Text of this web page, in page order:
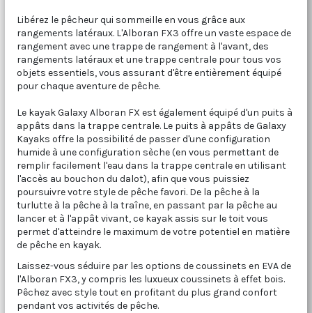
Libérez le pêcheur qui sommeille en vous grâce aux
rangements latéraux. L'Alboran FX3 offre un vaste espace de
rangement avec une trappe de rangement à l'avant, des
rangements latéraux et une trappe centrale pour tous vos
objets essentiels, vous assurant d'être entièrement équipé
pour chaque aventure de pêche.
Le kayak Galaxy Alboran FX est également équipé d'un puits à
appâts dans la trappe centrale. Le puits à appâts de Galaxy
Kayaks offre la possibilité de passer d'une configuration
humide à une configuration sèche (en vous permettant de
remplir facilement l'eau dans la trappe centrale en utilisant
l'accès au bouchon du dalot), afin que vous puissiez
poursuivre votre style de pêche favori. De la pêche à la
turlutte à la pêche à la traîne, en passant par la pêche au
lancer et à l'appât vivant, ce kayak assis sur le toit vous
permet d'atteindre le maximum de votre potentiel en matière
de pêche en kayak.
Laissez-vous séduire par les options de coussinets en EVA de
l'Alboran FX3, y compris les luxueux coussinets à effet bois.
Pêchez avec style tout en profitant du plus grand confort
pendant vos activités de pêche.